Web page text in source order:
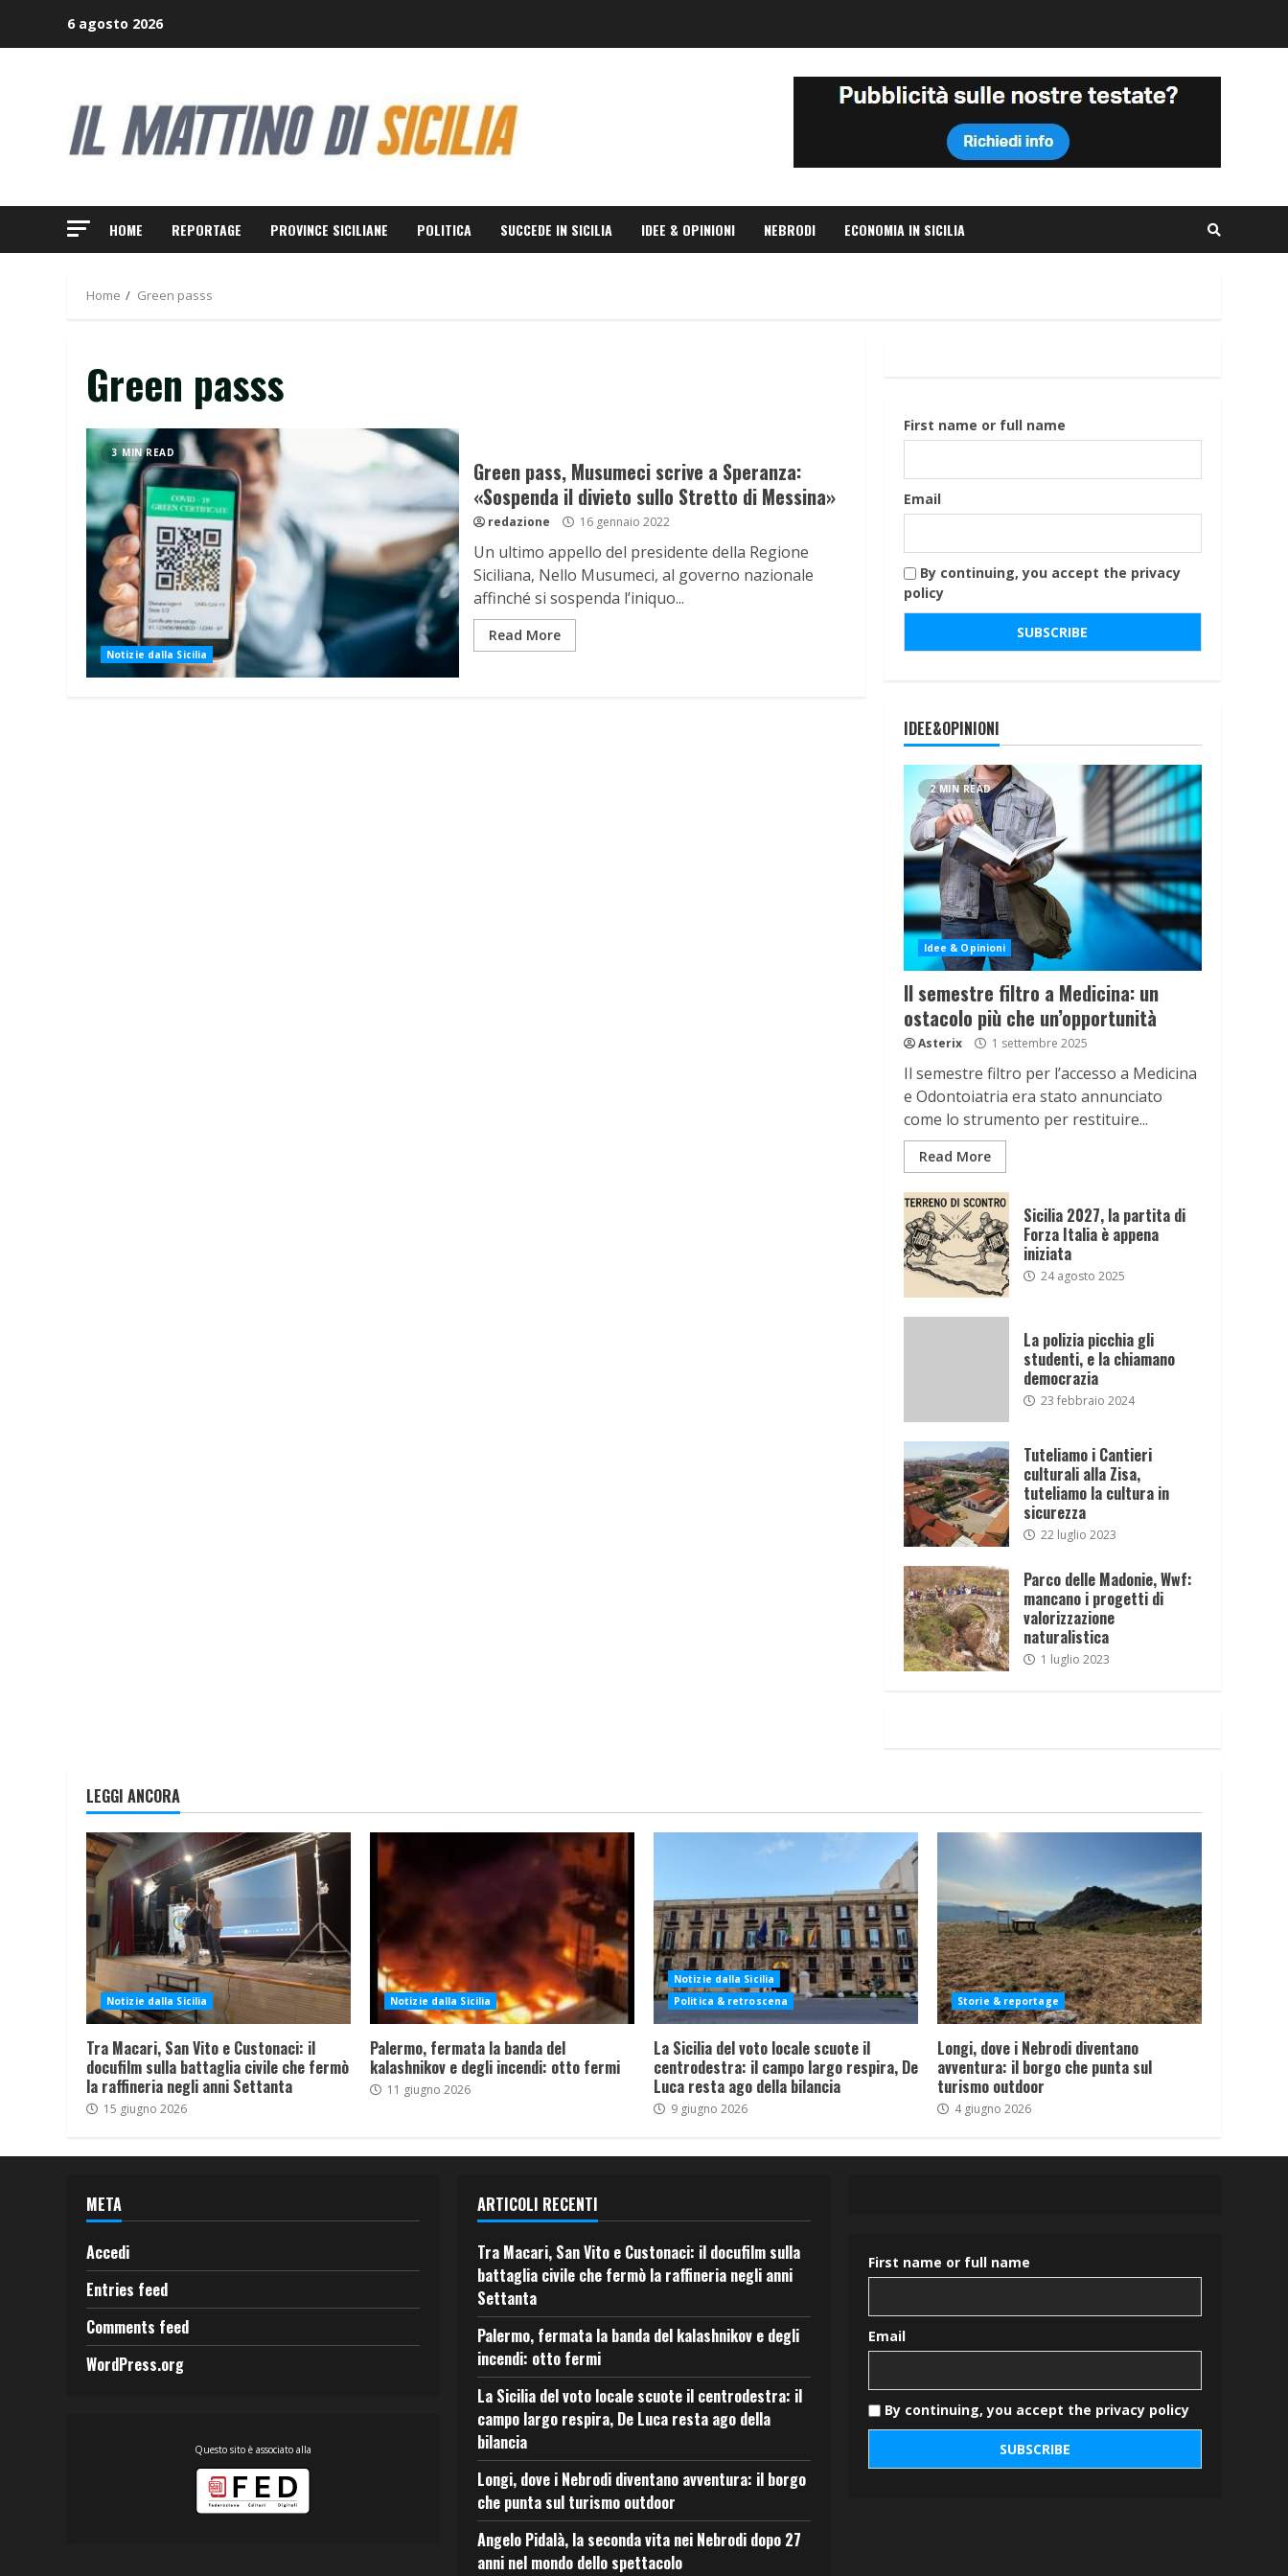
6 agosto 2026
HOME REPORTAGE PROVINCE SICILIANE POLITICA SUCCEDE IN SICILIA IDEE & OPINIONI NEBRODI ECONOMIA IN SICILIA
Home Green passs
Green passs
3 MIN READ
Notizie dalla Sicilia
Green pass, Musumeci scrive a Speranza:
«Sospenda il divieto sullo Stretto di Messina»
redazione 16 gennaio 2022
Un ultimo appello del presidente della Regione
Siciliana, Nello Musumeci, al governo nazionale
affinché si sospenda l’iniquo...
Read More
First name or full name
Email
By continuing, you accept the privacy
policy
IDEE&OPINIONI
2 MIN READ
Idee & Opinioni
Il semestre filtro a Medicina: un
ostacolo più che un’opportunità
Asterix 1 settembre 2025
Il semestre filtro per l’accesso a Medicina
e Odontoiatria era stato annunciato
come lo strumento per restituire...
Read More
Sicilia 2027, la partita di
Forza Italia è appena
iniziata
24 agosto 2025
La polizia picchia gli
studenti, e la chiamano
democrazia
23 febbraio 2024
Tuteliamo i Cantieri
culturali alla Zisa,
tuteliamo la cultura in
sicurezza
22 luglio 2023
Parco delle Madonie, Wwf:
mancano i progetti di
valorizzazione
naturalistica
1 luglio 2023
LEGGI ANCORA
Notizie dalla Sicilia
Tra Macari, San Vito e Custonaci: il
docufilm sulla battaglia civile che fermò
la raffineria negli anni Settanta
15 giugno 2026
Notizie dalla Sicilia
Palermo, fermata la banda del
kalashnikov e degli incendi: otto fermi
11 giugno 2026
Notizie dalla Sicilia
Politica & retroscena
La Sicilia del voto locale scuote il
centrodestra: il campo largo respira, De
Luca resta ago della bilancia
9 giugno 2026
Storie & reportage
Longi, dove i Nebrodi diventano
avventura: il borgo che punta sul
turismo outdoor
4 giugno 2026
META
Accedi
Entries feed
Comments feed
WordPress.org
Questo sito è associato alla
ARTICOLI RECENTI
Tra Macari, San Vito e Custonaci: il docufilm sulla
battaglia civile che fermò la raffineria negli anni
Settanta
Palermo, fermata la banda del kalashnikov e degli
incendi: otto fermi
La Sicilia del voto locale scuote il centrodestra: il
campo largo respira, De Luca resta ago della
bilancia
Longi, dove i Nebrodi diventano avventura: il borgo
che punta sul turismo outdoor
Angelo Pidalà, la seconda vita nei Nebrodi dopo 27
anni nel mondo dello spettacolo
First name or full name
Email
By continuing, you accept the privacy policy